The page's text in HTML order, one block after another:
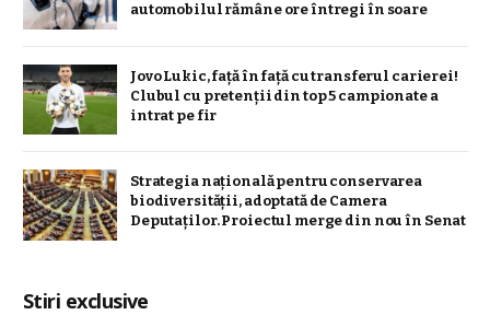
automobilul rămâne ore întregi în soare
Jovo Lukic, față în față cu transferul carierei!
Clubul cu pretenții din top 5 campionate a
intrat pe fir
Strategia naţională pentru conservarea
biodiversităţii, adoptată de Camera
Deputaților. Proiectul merge din nou în Senat
Stiri exclusive